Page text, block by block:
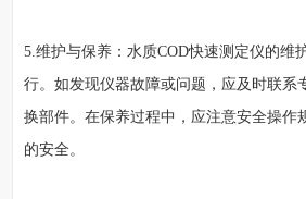
5.维护与保养：水质COD快速测定仪的维
行。如发现仪器故障或问题，应及时联系
换部件。在保养过程中，应注意安全操作
的安全。